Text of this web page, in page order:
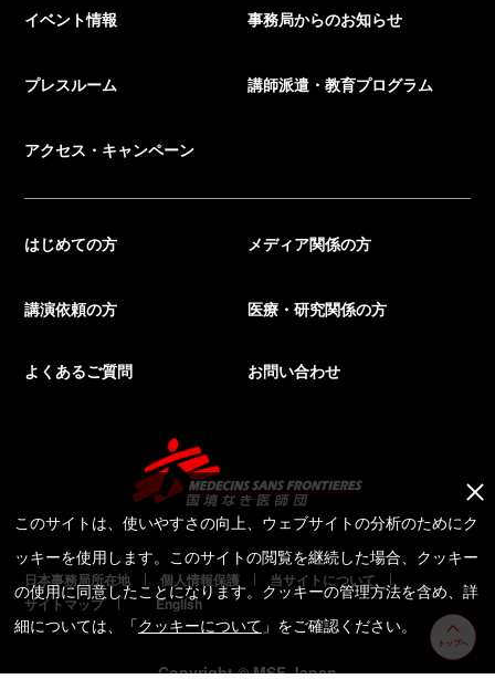
イベント情報 事務局からのお知らせ
プレスルーム 講師派遣・教育プログラム
アクセス・キャンペーン
はじめての方 メディア関係の方
講演依頼の方 医療・研究関係の方
よくあるご質問 お問い合わせ
日本事務局所在地 個人情報保護
当サイトについて
サイトマップ
English
Copyright © MSF Japan
トップへ
このサイトは、使いやすさの向上、ウェブサイトの分析のためにク
ッキーを使用します。このサイトの閲覧を継続した場合、クッキー
の使用に同意したことになります。クッキーの管理方法を含め、詳
細については、「クッキーについて 」をご確認ください。